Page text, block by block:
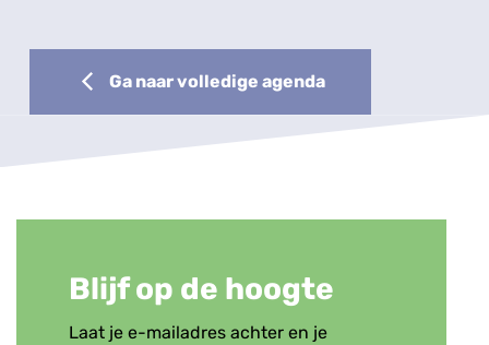
Ga naar volledige agenda
Blijf op de hoogte
Laat je e-mailadres achter en je